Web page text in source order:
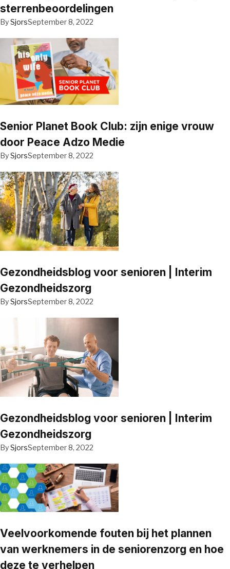
sterrenbeoordelingen
BySjorsSeptember 8, 2022
Senior Planet Book Club: zijn enige vrouw
door Peace Adzo Medie
BySjorsSeptember 8, 2022
Gezondheidsblog voor senioren | Interim
Gezondheidszorg
BySjorsSeptember 8, 2022
Gezondheidsblog voor senioren | Interim
Gezondheidszorg
BySjorsSeptember 8, 2022
Veelvoorkomende fouten bij het plannen
van werknemers in de seniorenzorg en hoe
deze te verhelpen